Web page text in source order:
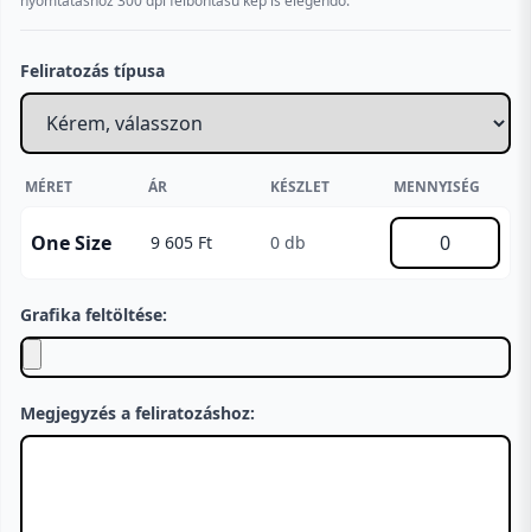
Feliratozás típusa
MÉRET ÁR KÉSZLET MENNYISÉG
One Size 9 605 Ft 0 db
Grafika feltöltése:
Megjegyzés a feliratozáshoz: